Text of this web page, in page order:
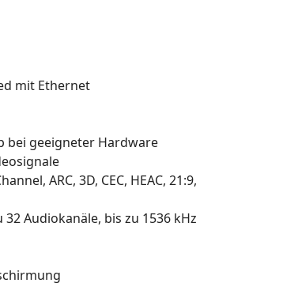
mit Ethernet
bei geeigneter Hardware
ARC, 3D, CEC, HEAC, 21:9,
Audiokanäle, bis zu 1536 kHz